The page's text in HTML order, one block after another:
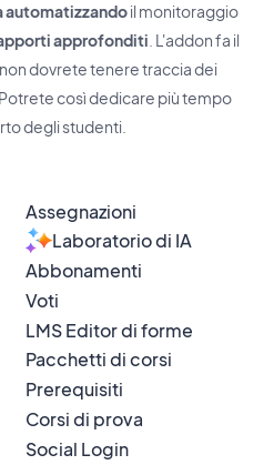
Assegnazioni
Laboratorio di IA
Abbonamenti
Voti
LMS Editor di forme
Pacchetti di corsi
Prerequisiti
Corsi di prova
Social Login
automatizzandoil monitoraggio
approfonditi . L'addon fa il
non dovrete tenere traccia dei
. Potrete così dedicare più tempo
degli studenti.